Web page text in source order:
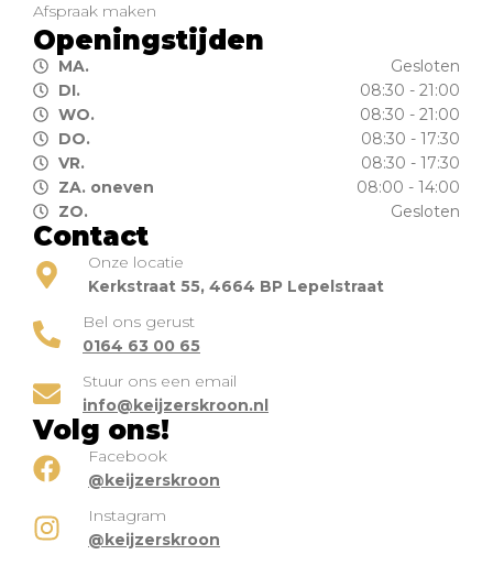
Afspraak maken
Openingstijden
MA.
Gesloten
DI.
08:30 - 21:00
WO.
08:30 - 21:00
DO.
08:30 - 17:30
VR.
08:30 - 17:30
ZA. oneven
08:00 - 14:00
ZO.
Gesloten
Contact
Onze locatie
Kerkstraat 55, 4664 BP Lepelstraat
Bel ons gerust
0164 63 00 65
Stuur ons een email
info@keijzerskroon.nl
Volg ons!
Facebook
@keijzerskroon
Instagram
@keijzerskroon